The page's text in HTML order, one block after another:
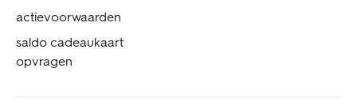
actievoorwaarden
saldo cadeaukaart
opvragen